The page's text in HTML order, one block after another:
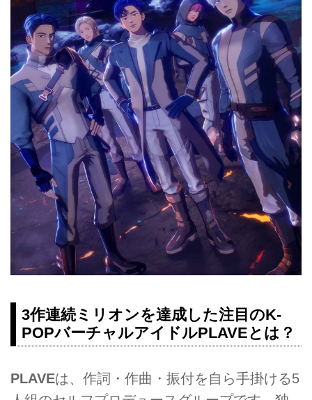
3作連続ミリオンを達成した注目のK-
POPバーチャルアイドルPLAVEとは？
PLAVEは、作詞・作曲・振付を自ら手掛ける5